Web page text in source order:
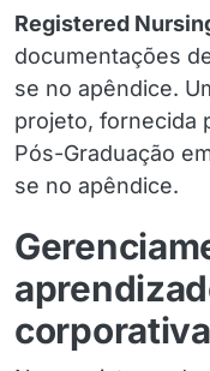
Registered
documentações
se no apêndice.
projeto, fornecida
Pós-Graduação
se no apêndice.